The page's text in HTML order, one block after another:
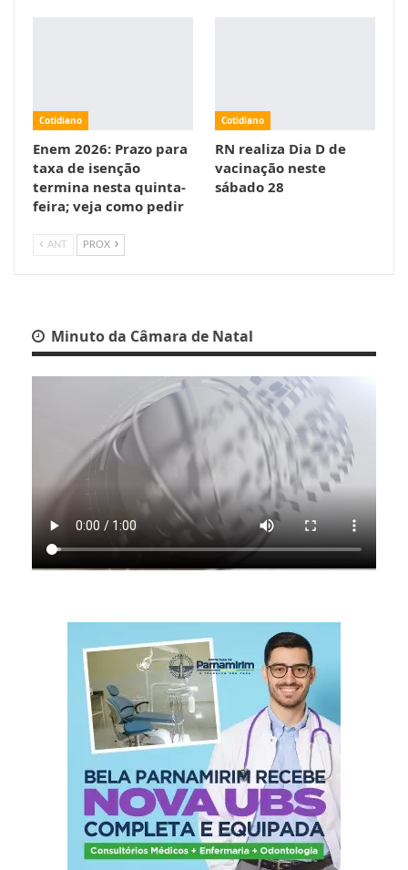
Cotidiano
Enem 2026: Prazo para
taxa de isenção
termina nesta quinta-
feira; veja como pedir
Cotidiano
RN realiza Dia D de
vacinação neste
sábado 28
ANT PROX
Minuto da Câmara de Natal